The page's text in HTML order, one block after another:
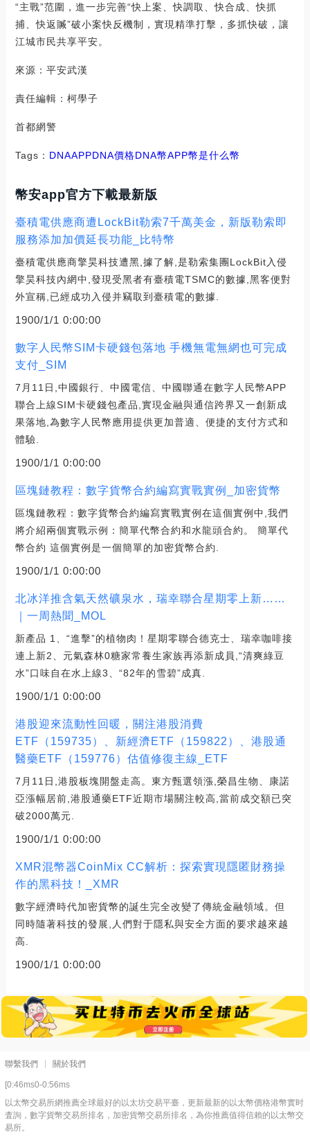
“主戰”范圍，進一步完善“快上案、快調取、快合成、快抓
捕、快返贓”破小案快反機制，實現精準打擊，多抓快破，讓
江城市民共享平安。
來源：平安武漢
責任編輯：柯學子
首都網警
Tags： DNAAPPDNA價格DNA幣APP幣是什么幣
幣安app官方下載最新版
臺積電供應商遭LockBit勒索7千萬美金，新版勒索即
服務添加加價延長功能_比特幣
臺積電供應商擎昊科技遭黑,據了解,是勒索集團LockBit入侵
擎昊科技內網中,發現受黑者有臺積電TSMC的數據,黑客便對
外宣稱,已經成功入侵并竊取到臺積電的數據.
1900/1/1 0:00:00
數字人民幣SIM卡硬錢包落地 手機無電無網也可完成
支付_SIM
7月11日,中國銀行、中國電信、中國聯通在數字人民幣APP
聯合上線SIM卡硬錢包產品,實現金融與通信跨界又一創新成
果落地,為數字人民幣應用提供更加普適、便捷的支付方式和
體驗.
1900/1/1 0:00:00
區塊鏈教程：數字貨幣合約編寫實戰實例_加密貨幣
區塊鏈教程：數字貨幣合約編寫實戰實例在這個實例中,我們
將介紹兩個實戰示例：簡單代幣合約和水龍頭合約。 簡單代
幣合約 這個實例是一個簡單的加密貨幣合約.
1900/1/1 0:00:00
北冰洋推含氣天然礦泉水，瑞幸聯合星期零上新……
｜一周熱聞_MOL
新產品 1、“進擊”的植物肉！星期零聯合德克士、瑞幸咖啡接
連上新2、元氣森林0糖家常養生家族再添新成員,“清爽綠豆
水”口味自在水上線3、“82年的雪碧”成真.
1900/1/1 0:00:00
港股迎來流動性回暖，關注港股消費
ETF（159735）、新經濟ETF（159822）、港股通
醫藥ETF（159776）估值修復主線_ETF
7月11日,港股板塊開盤走高。東方甄選領漲,榮昌生物、康諾
亞漲幅居前,港股通藥ETF近期市場關注較高,當前成交額已突
破2000萬元.
1900/1/1 0:00:00
XMR混幣器CoinMix CC解析：探索實現隱匿財務操
作的黑科技！_XMR
數字經濟時代加密貨幣的誕生完全改變了傳統金融領域。但
同時隨著科技的發展,人們對于隱私與安全方面的要求越來越
高.
1900/1/1 0:00:00
聯繫我們 關於我們
[0:46ms0-0:56ms
以太幣交易所網推薦全球最好的以太坊交易平臺，更新最新的以太幣價格港幣實时
査詢，數字貨幣交易所排名，加密貨幣交易所排名，為你推薦值得信賴的以太幣交
易所。